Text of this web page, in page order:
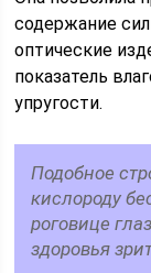
содержание
оптические
показатель
упругости.
Подобное
кислороду
роговице
здоровья